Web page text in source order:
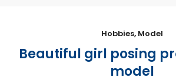
Hobbies, Model
Beautiful girl posing
model